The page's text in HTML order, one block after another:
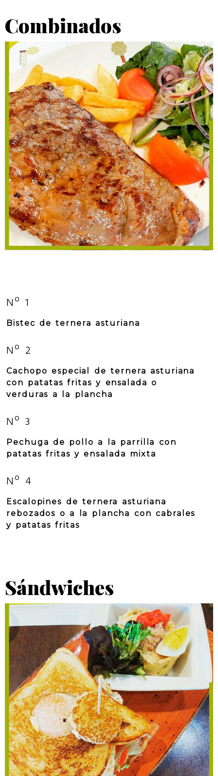
Combinados
Nº 1
Bistec de ternera asturiana
Nº 2
Cachopo especial de ternera asturiana
con patatas fritas y ensalada o
verduras a la plancha
Nº 3
Pechuga de pollo a la parrilla con
patatas fritas y ensalada mixta
Nº 4
Escalopines de ternera asturiana
rebozados o a la plancha con cabrales
y patatas fritas
Sándwiches